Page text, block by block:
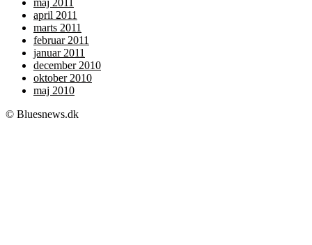
april 2011
marts 2011
februar 2011
januar 2011
december 2010
oktober 2010
maj 2010
© Bluesnews.dk